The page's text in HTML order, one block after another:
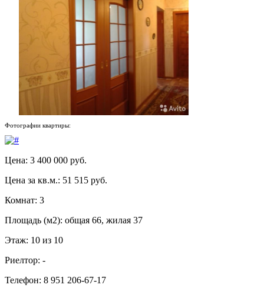
Фотографии квартиры:
Цена: 3 400 000 руб.
Цена за кв.м.: 51 515 руб.
Комнат: 3
Площадь (м2): общая 66, жилая 37
Этаж: 10 из 10
Риелтор: -
Телефон: 8 951 206-67-17